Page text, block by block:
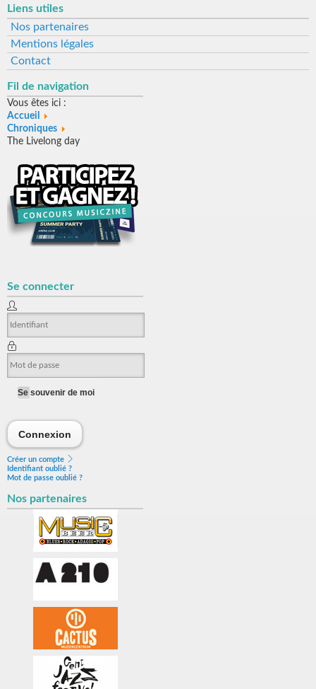
Liens utiles
Nos partenaires
Mentions légales
Contact
Fil de navigation
Vous êtes ici :
Accueil
Chroniques
The Livelong day
Se connecter
Se souvenir de moi
Connexion
Créer un compte
Identifiant oublié ?
Mot de passe oublié ?
Nos partenaires